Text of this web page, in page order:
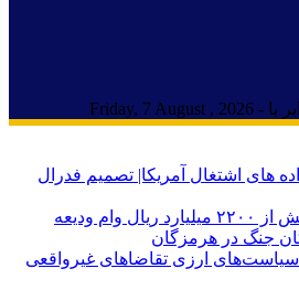
های اشتغال آمریکا| تصمیم فدرال
تسهیل در پرداخت بیش از ۲۲۰۰ میلیارد ریال وام ودیعه
جنگ در هرمزگان
ارزی تقاضاهای غیرواقعی